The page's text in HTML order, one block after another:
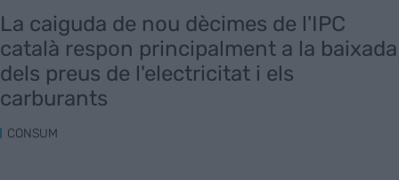
La caiguda de nou dècimes de l'IPC
català respon principalment a la baixada
dels preus de l'electricitat i els
carburants
CONSUM